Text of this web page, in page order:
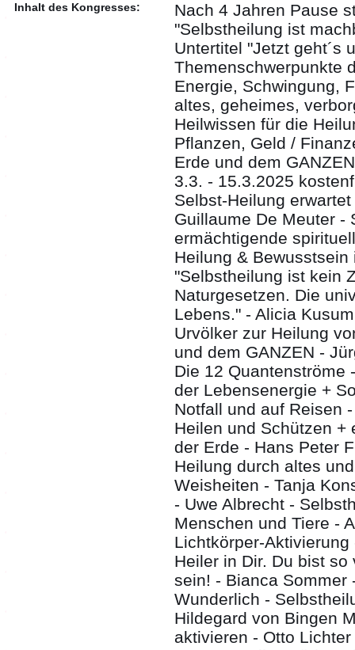
Inhalt des Kongresses:
Nach 4 Jahren Pause
"Selbstheilung ist
Untertitel "Jetzt geht´s
Themenschwerpunkte
Energie, Schwingung,
altes, geheimes,
Heilwissen für die
Pflanzen, Geld /
Erde und dem
3.3. - 15.3.2025
Selbst-Heilung
Guillaume De Meuter -
ermächtigende
Heilung &
"Selbstheilung ist kein
Naturgesetzen. Die
Lebens." - Alicia
Urvölker zur Heilung
und dem GANZEN -
Die 12 Quantenströme
der Lebensenergie +
Notfall und auf Reisen
Heilen und Schützen +
der Erde - Hans Peter
Heilung durch altes
Weisheiten - Tanja
- Uwe Albrecht -
Menschen und Tiere -
Lichtkörper-
Heiler in Dir. Du bist
sein! - Bianca Sommer
Wunderlich -
Hildegard von Bingen
aktivieren - Otto